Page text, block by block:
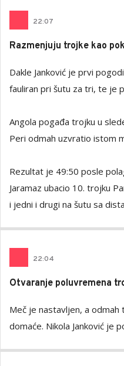
22:07
Razmenjuju trojke kao
Dakle Janković je prvi
fauliran pri šutu za tri, te je
Angola pogađa trojku u
Peri odmah uzvratio istom
Rezultat je 49:50 posle
Jaramaz ubacio 10. trojku
i jedni i drugi na šutu sa
22:04
Otvaranje poluvremena
Meč je nastavljen, a
domaće. Nikola Janković je